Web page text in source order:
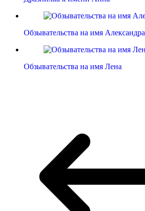
Обзывательства на имя Александра
Обзывательства на имя Лена